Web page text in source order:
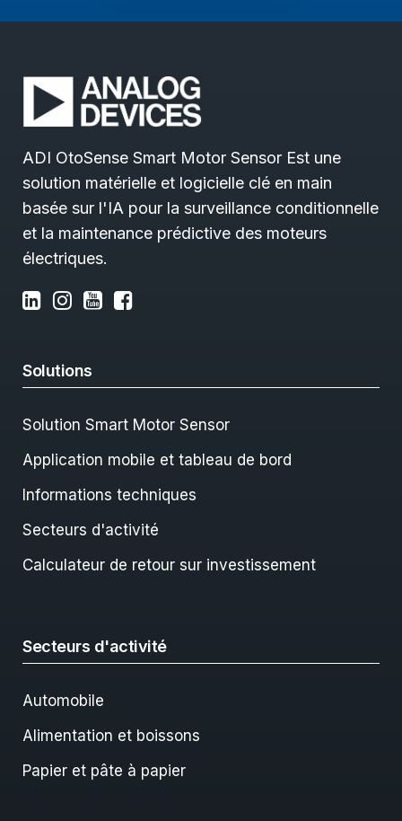
ADI OtoSense Smart Motor Sensor Est une
solution matérielle et logicielle clé en main
basée sur l'IA pour la surveillance conditionnelle
et la maintenance prédictive des moteurs
électriques.
Solutions
Solution Smart Motor Sensor
Application mobile et tableau de bord
Informations techniques
Secteurs d'activité
Calculateur de retour sur investissement
Secteurs d'activité
Automobile
Alimentation et boissons
Papier et pâte à papier